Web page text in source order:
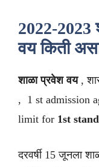
2022-2023
वय किती
शाळा प्रवेश वय ,
, 1 st admission
limit for 1st
दरवर्षी 15 जूनला